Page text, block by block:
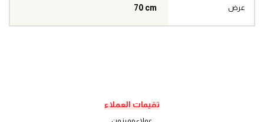
عرض 70 cm
تقيمات العملاء